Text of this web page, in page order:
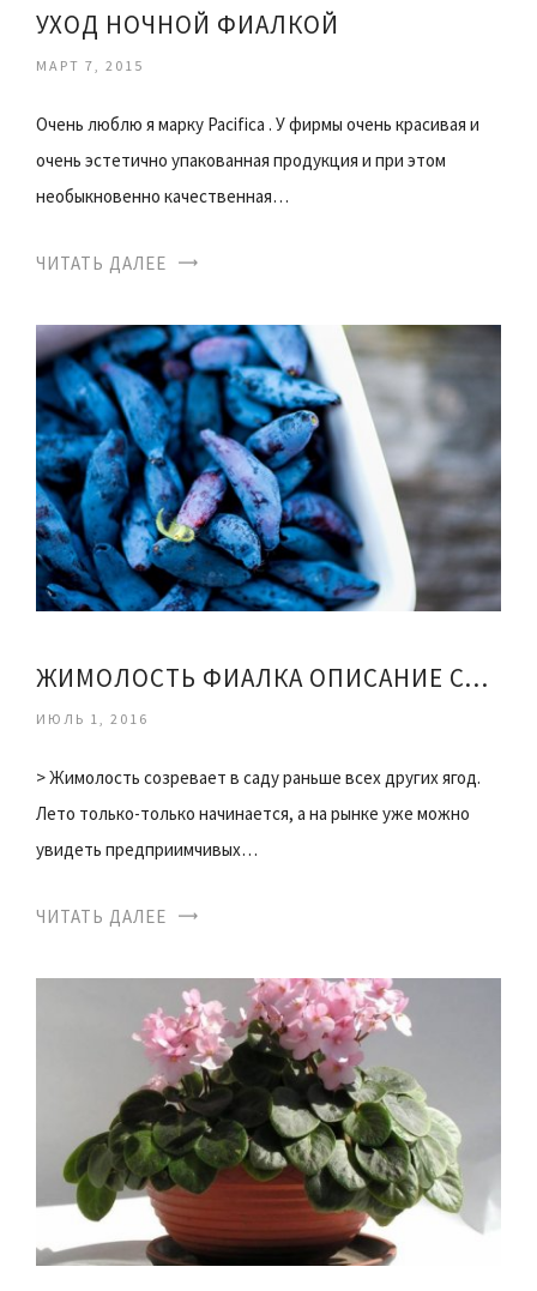
УХОД НОЧНОЙ ФИАЛКОЙ
МАРТ 7, 2015
Очень люблю я марку Pacifica . У фирмы очень красивая и
очень эстетично упакованная продукция и при этом
необыкновенно качественная…
ЧИТАТЬ ДАЛЕЕ
ЖИМОЛОСТЬ ФИАЛКА ОПИСАНИЕ СОРТА
ИЮЛЬ 1, 2016
> Жимолость созревает в саду раньше всех других ягод.
Лето только-только начинается, а на рынке уже можно
увидеть предприимчивых…
ЧИТАТЬ ДАЛЕЕ